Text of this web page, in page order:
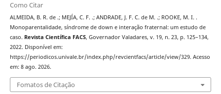
Como Citar
ALMEIDA, B. R. de .; MEJÍA, C. F. .; ANDRADE, J. F. C. de M. .; ROOKE, M. I. .
Monoparentalidade, síndrome de down e interação fraternal: um estudo de
caso. Revista Científica FACS, Governador Valadares, v. 19, n. 23, p. 125–134,
2022. Disponível em:
https://periodicos.univale.br/index.php/revcientfacs/article/view/329. Acesso
em: 8 ago. 2026.
Fomatos de Citação